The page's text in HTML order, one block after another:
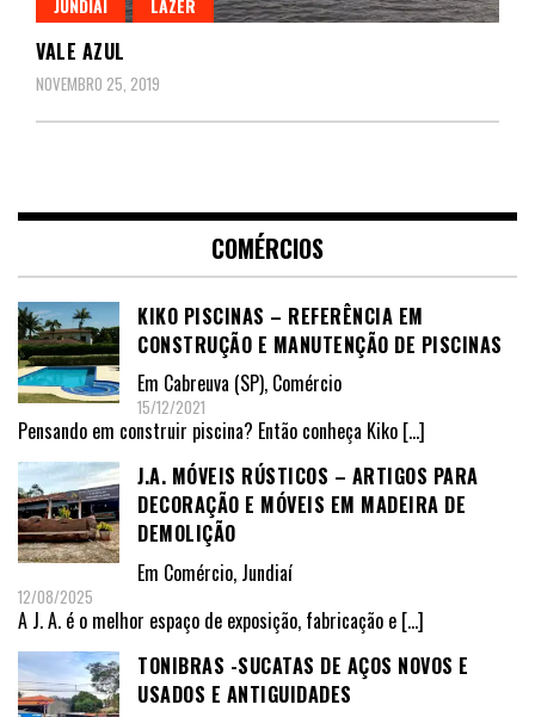
JUNDIAÍ LAZER
VALE AZUL
NOVEMBRO 25, 2019
COMÉRCIOS
KIKO PISCINAS – REFERÊNCIA EM
CONSTRUÇÃO E MANUTENÇÃO DE PISCINAS
Em Cabreuva (SP), Comércio
15/12/2021
Pensando em construir piscina? Então conheça Kiko […]
J.A. MÓVEIS RÚSTICOS – ARTIGOS PARA
DECORAÇÃO E MÓVEIS EM MADEIRA DE
DEMOLIÇÃO
Em Comércio, Jundiaí
12/08/2025
A J. A. é o melhor espaço de exposição, fabricação e […]
TONIBRAS -SUCATAS DE AÇOS NOVOS E
USADOS E ANTIGUIDADES